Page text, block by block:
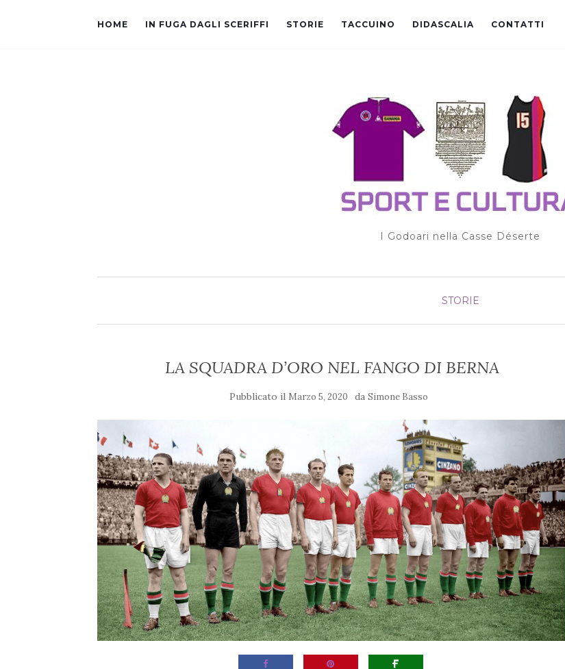
HOME IN FUGA DAGLI SCERIFFI STORIE TACCUINO DIDASCALIA CONTATTI
I Godoari nella Casse Déserte
STORIE
LA SQUADRA D’ORO NEL FANGO DI BERNA
Pubblicato il Marzo 5, 2020 daSimone Basso